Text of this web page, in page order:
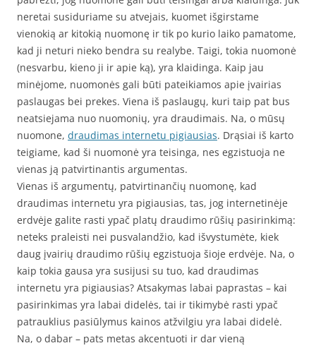
neretai susiduriame su atvejais, kuomet išgirstame
vienokią ar kitokią nuomonę ir tik po kurio laiko pamatome,
kad ji neturi nieko bendra su realybe. Taigi, tokia nuomonė
(nesvarbu, kieno ji ir apie ką), yra klaidinga. Kaip jau
minėjome, nuomonės gali būti pateikiamos apie įvairias
paslaugas bei prekes. Viena iš paslaugų, kuri taip pat bus
neatsiejama nuo nuomonių, yra draudimais. Na, o mūsų
nuomone, draudimas internetu pigiausias. Drąsiai iš karto
teigiame, kad ši nuomonė yra teisinga, nes egzistuoja ne
vienas ją patvirtinantis argumentas.
Vienas iš argumentų, patvirtinančių nuomonę, kad
draudimas internetu yra pigiausias, tas, jog internetinėje
erdvėje galite rasti ypač platų draudimo rūšių pasirinkimą:
neteks praleisti nei pusvalandžio, kad išvystumėte, kiek
daug įvairių draudimo rūšių egzistuoja šioje erdvėje. Na, o
kaip tokia gausa yra susijusi su tuo, kad draudimas
internetu yra pigiausias? Atsakymas labai paprastas – kai
pasirinkimas yra labai didelės, tai ir tikimybė rasti ypač
patrauklius pasiūlymus kainos atžvilgiu yra labai didelė.
Na, o dabar – pats metas akcentuoti ir dar vieną